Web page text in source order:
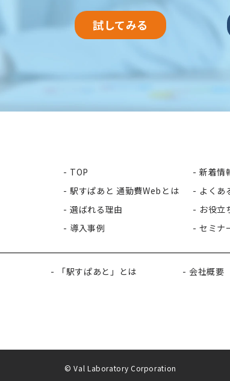
試してみる
TOP
駅すぱあと 通勤費Webとは
選ばれる理由
導入事例
新着情
よくあ
お役立
セミナ
「駅すぱあと」とは 会社概要
© Val Laboratory Corporation